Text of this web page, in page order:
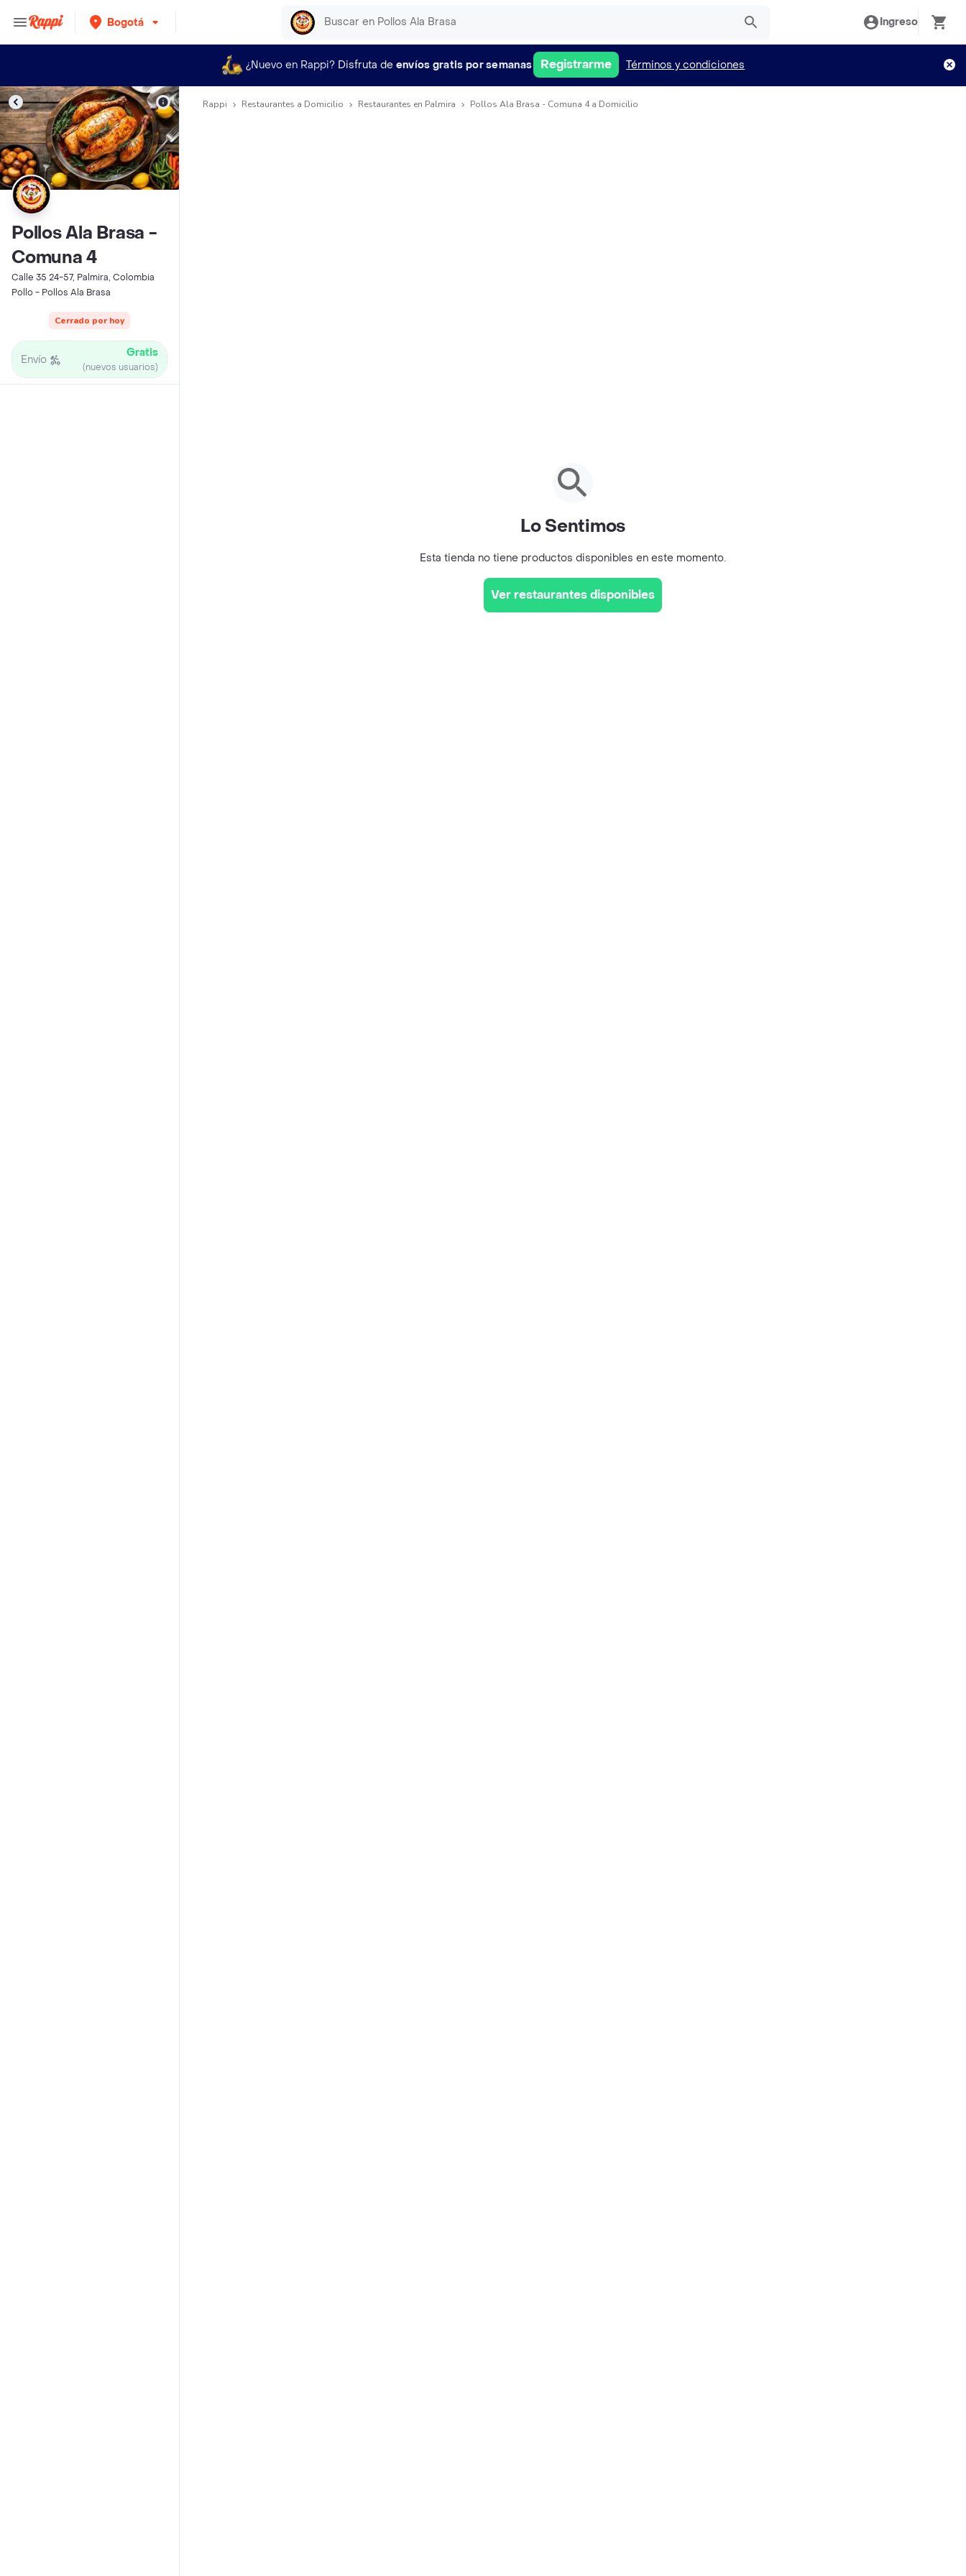
Bogotá Ingreso
¿Nuevo en Rappi? Disfruta de envíos gratis por semanas Registrarme Términos y condiciones
Pollos Ala Brasa -
Comuna 4
Calle 35 24-57, Palmira, Colombia
Pollo - Pollos Ala Brasa
Cerrado por hoy
Envío Gratis
(nuevos usuarios)
Rappi Restaurantes a Domicilio Restaurantes en Palmira Pollos Ala Brasa - Comuna 4 a Domicilio
Lo Sentimos
Esta tienda no tiene productos disponibles en este momento.
Ver restaurantes disponibles